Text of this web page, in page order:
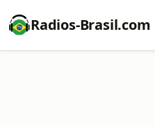
Radios-Brasil.com